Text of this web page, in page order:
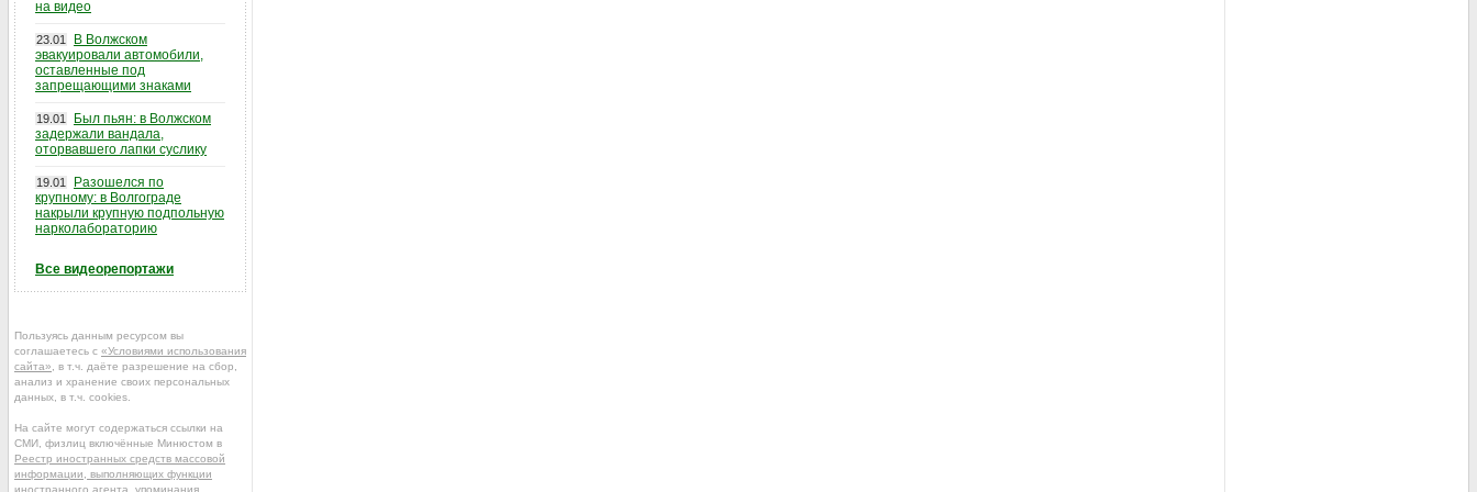
на видео
23.01
В Волжском
эвакуировали автомобили,
оставленные под
запрещающими знаками
19.01
Был пьян: в Волжском
задержали вандала,
оторвавшего лапки суслику
19.01
Разошелся по
крупному: в Волгограде
накрыли крупную подпольную
нарколабораторию
Все видеорепортажи
Пользуясь данным ресурсом вы
соглашаетесь с «Условиями использования
сайта» , в т.ч. даёте разрешение на сбор,
анализ и хранение своих персональных
данных, в т.ч. cookies.
На сайте могут содержаться ссылки на
СМИ, физлиц включённые Минюстом в
Реестр иностранных средств массовой
информации, выполняющих функции
иностранного агента , упоминания